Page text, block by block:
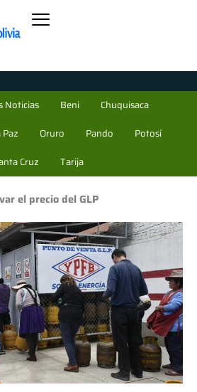
Noticias Beni
Chuquisaca
Paz Oruro Pando
Potosí
Cruz
Tarija
el precio del GLP